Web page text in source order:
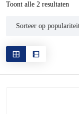
Toont alle 2 resultaten